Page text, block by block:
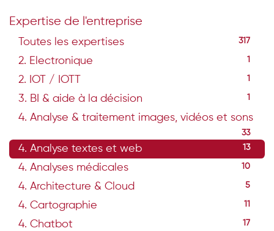
Expertise de l'entreprise
Toutes les expertises 317
2. Electronique 1
2. IOT / IOTT 1
3. BI & aide à la décision 1
4. Analyse & traitement images, vidéos et sons
33
4. Analyse textes et web 13
4. Analyses médicales 10
4. Architecture & Cloud 5
4. Cartographie
4. Chatbot 17